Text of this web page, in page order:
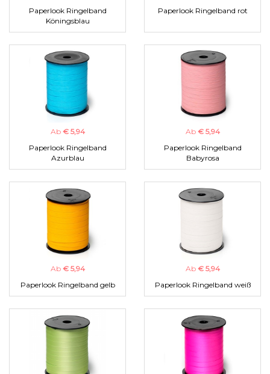
Paperlook Ringelband
Köningsblau
Paperlook Ringelband rot
Ab € 5,94
Paperlook Ringelband
Azurblau
Ab € 5,94
Paperlook Ringelband
Babyrosa
Ab € 5,94
Paperlook Ringelband gelb
Ab € 5,94
Paperlook Ringelband weiß